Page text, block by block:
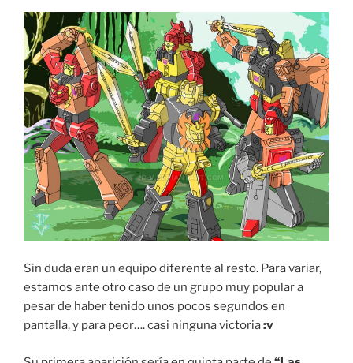
Sin duda eran un equipo diferente al resto. Para variar,
estamos ante otro caso de un grupo muy popular a
pesar de haber tenido unos pocos segundos en
pantalla, y para peor…. casi ninguna victoria:v